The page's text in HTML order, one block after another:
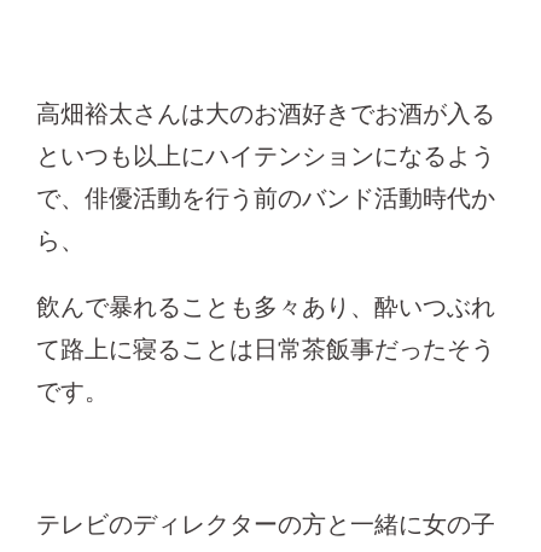
高畑裕太さんは大のお酒好きでお酒が入る
といつも以上にハイテンションになるよう
で、俳優活動を行う前のバンド活動時代か
ら、
飲んで暴れることも多々あり、酔いつぶれ
て路上に寝ることは日常茶飯事だったそう
です。
テレビのディレクターの方と一緒に女の子